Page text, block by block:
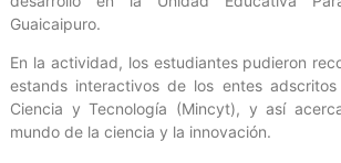
Guaicaipuro.
En la actividad, los estudiantes pudieron
estands interactivos de los entes
Ciencia y Tecnología (Mincyt), y así
mundo de la ciencia y la innovación.